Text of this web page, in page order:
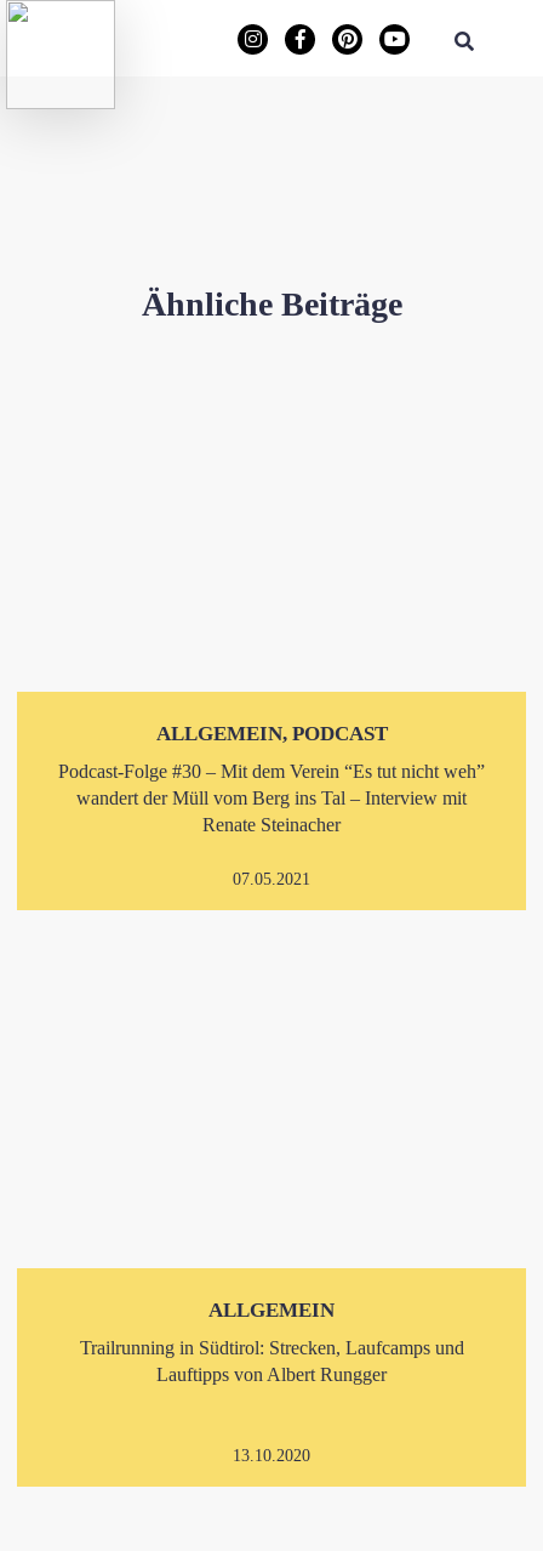
Ähnliche Beiträge
ALLGEMEIN, PODCAST
Podcast-Folge #30 – Mit dem Verein “Es tut nicht weh”
wandert der Müll vom Berg ins Tal – Interview mit
Renate Steinacher
07.05.2021
ALLGEMEIN
Trailrunning in Südtirol: Strecken, Laufcamps und
Lauftipps von Albert Rungger
13.10.2020